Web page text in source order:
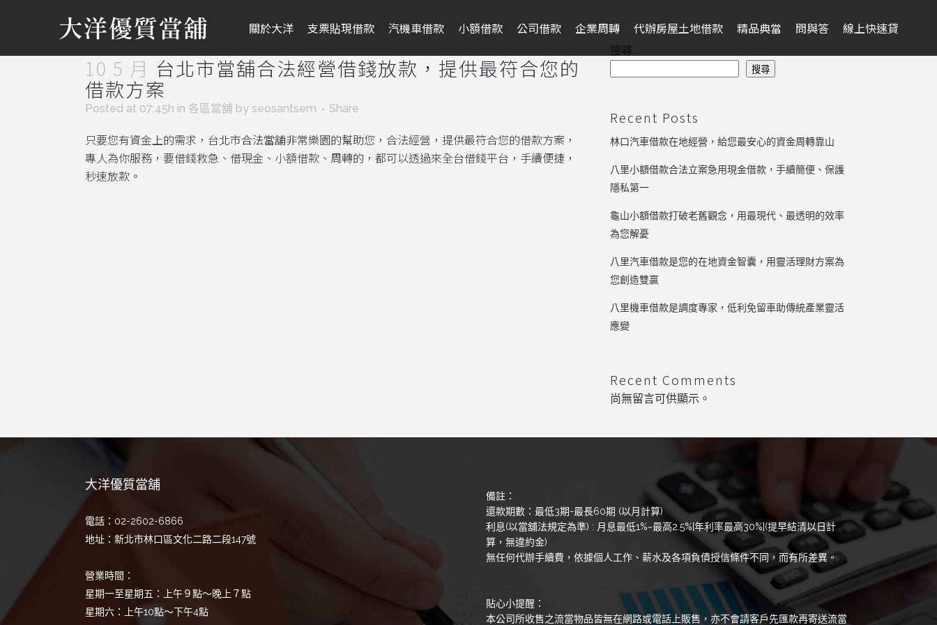
關於大洋 支票貼現借款 汽機車借款 小額借款 公司借款 企業周轉 代辦房屋土地借款 精品典當 問與答 線上快速貸
10 5 月 台北市當舖合法經營借錢放款，提供最符合您的
借款方案
Posted at 07:45h in 各區當舖 by seosantsem Share
只要您有資金上的需求，台北市合法當舖非常樂園的幫助您，合法經營，提供最符合您的借款方案，
專人為你服務，要借錢救急、借現金、小額借款、周轉的，都可以透過來全台借錢平台，手續便捷，
秒速放款。
搜尋
搜尋
Recent Posts
林口汽車借款在地經營，給您最安心的資金周轉靠山
八里小額借款合法立案急用現金借款，手續簡便、保護
隱私第一
龜山小額借款打破老舊觀念，用最現代、最透明的效率
為您解憂
八里汽車借款是您的在地資金智囊，用靈活理財方案為
您創造雙贏
八里機車借款是調度專家，低利免留車助傳統產業靈活
應變
Recent Comments
尚無留言可供顯示。
大洋優質當舖
電話：02-2602-6866
地址：新北市林口區文化二路二段147號
營業時間：
星期一至星期五：上午９點～晚上７點
星期六：上午10點～下午4點
備註：
還款期數：最低3期-最長60期 (以月計算)
利息(以當舖法規定為準) : 月息最低1%~最高2.5%[年利率最高30%](提早結清以日計
算，無違約金)
無任何代辦手續費，依據個人工作、薪水及各項負債授信條件不同，而有所差異。
貼心小提醒：
本公司所收售之流當物品皆無在網路或電話上販售，亦不會請客戶先匯款再寄送流當